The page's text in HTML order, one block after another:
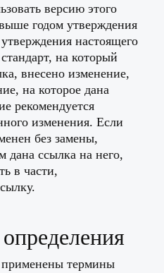
версию этого
годом утверждения
настоящего
на который
внесено изменение,
на которое дана
рекомендуется
изменения. Если
без замены,
дана ссылка на него,
в части,
применены термины